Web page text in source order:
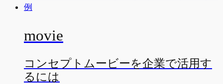
movie
コンセプトムービーを企業で活用す
るには